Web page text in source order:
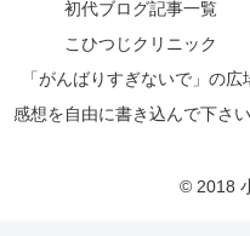
初代ブログ記事一覧
こひつじクリニック
「がんばりすぎないで」の広
感想を自由に書き込んで下さい
© 2018